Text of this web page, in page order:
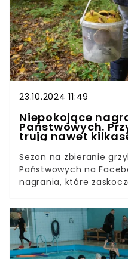
23.10.2024 11:49
Niepokojące
Państwowych.
trują nawet
Sezon na zbieranie
Państwowych na
nagrania, które
nietypowe gatunki
Leśnicy wystosowali